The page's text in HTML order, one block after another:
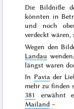
Die Bildniße
könnten in
und noch
verdeckt wären,
Wegen den
Landau
längst waren
In Pavia der
mehr zu finden
381
erwähnt
Mailand –